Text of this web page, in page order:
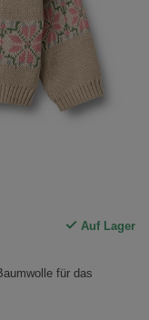
Auf Lager
für das